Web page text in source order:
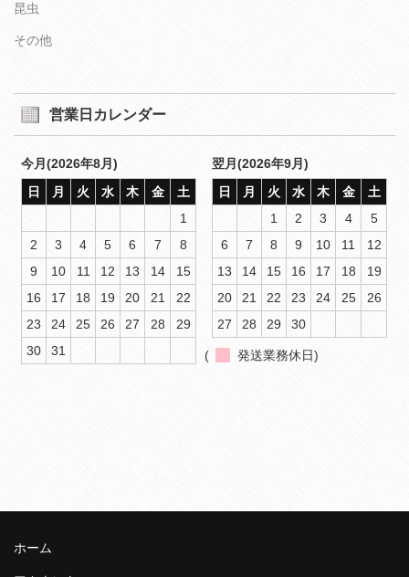
昆虫
その他
営業日カレンダー
今月(2026年8月)
日
月 火 水 木 金
土
1
2
3 4 5 6 7
8
9
10 11 12 13 14
15
16
17 18 19 20 21
22
23
24 25 26 27 28
29
30
31
翌月(2026年9月)
日
月 火 水 木 金
土
1
2 3 4
5
6
7 8 9 10 11
12
13
14 15 16 17 18
19
20
21 22 23 24 25
26
27
28 29 30
( 発送業務休日)
ホーム